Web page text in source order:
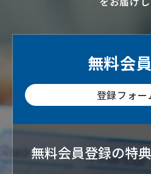
無料会
登録フォー
無料会員登録の特典